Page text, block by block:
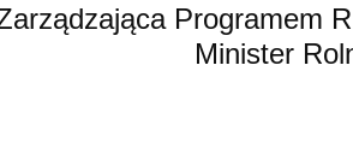
Programem
Minister